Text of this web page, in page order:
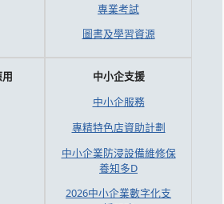
專業考試
圖書及學習資源
中小企支援
中小企服務
專精特色店資助計劃
中小企業防浸設備維修保
養知多D
2026中小企業數字化支